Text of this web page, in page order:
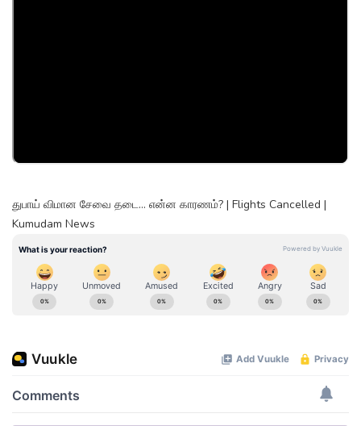
துபாய் விமான சேவை தடை… என்ன காரணம்? | Flights Cancelled |
Kumudam News